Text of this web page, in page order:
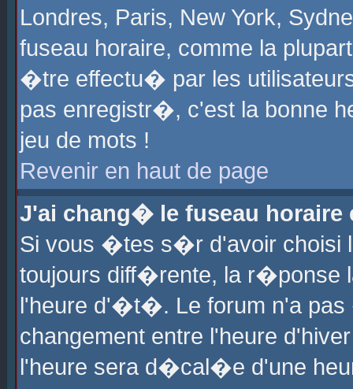
Londres, Paris, New York,
fuseau horaire, comme la
�tre effectu� par les
pas enregistr�, c'est la bonne
jeu de mots !
Revenir en haut de page
J'ai chang� le fuseau horaire
Si vous �tes s�r d'avoir choisi
toujours diff�rente, la r�ponse
l'heure d'�t�. Le forum n'a
changement entre l'heure
l'heure sera d�cal�e d'une